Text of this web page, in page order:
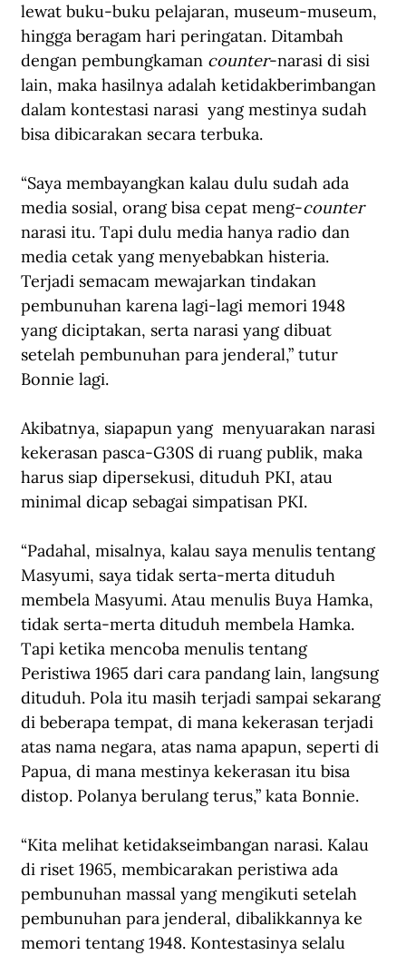
lewat buku-buku pelajaran, museum-museum,
hingga beragam hari peringatan. Ditambah
dengan pembungkaman counter-narasi di sisi
lain, maka hasilnya adalah ketidakberimbangan
dalam kontestasi narasi  yang mestinya sudah
bisa dibicarakan secara terbuka.
“Saya membayangkan kalau dulu sudah ada
media sosial, orang bisa cepat meng-counter
narasi itu. Tapi dulu media hanya radio dan
media cetak yang menyebabkan histeria.
Terjadi semacam mewajarkan tindakan
pembunuhan karena lagi-lagi memori 1948
yang diciptakan, serta narasi yang dibuat
setelah pembunuhan para jenderal,” tutur
Bonnie lagi.
Akibatnya, siapapun yang  menyuarakan narasi
kekerasan pasca-G30S di ruang publik, maka
harus siap dipersekusi, dituduh PKI, atau
minimal dicap sebagai simpatisan PKI.
“Padahal, misalnya, kalau saya menulis tentang
Masyumi, saya tidak serta-merta dituduh
membela Masyumi. Atau menulis Buya Hamka,
tidak serta-merta dituduh membela Hamka.
Tapi ketika mencoba menulis tentang
Peristiwa 1965 dari cara pandang lain, langsung
dituduh. Pola itu masih terjadi sampai sekarang
di beberapa tempat, di mana kekerasan terjadi
atas nama negara, atas nama apapun, seperti di
Papua, di mana mestinya kekerasan itu bisa
distop. Polanya berulang terus,” kata Bonnie.
“Kita melihat ketidakseimbangan narasi. Kalau
di riset 1965, membicarakan peristiwa ada
pembunuhan massal yang mengikuti setelah
pembunuhan para jenderal, dibalikkannya ke
memori tentang 1948. Kontestasinya selalu